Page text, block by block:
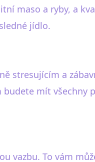
maso a ryby, a
jídlo.
stresujícím a
mít
vazbu. To vám